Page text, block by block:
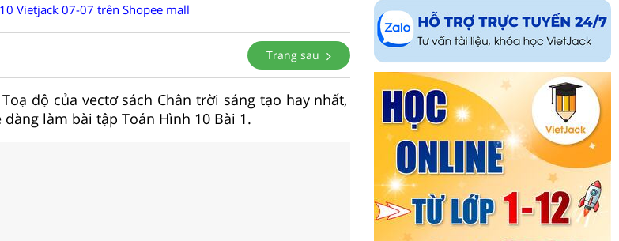
Vietjack 07-07 trên Shopee mall
Trang sau
độ của vectơ sách Chân trời sáng tạo hay nhất,
làm bài tập Toán Hình 10 Bài 1.